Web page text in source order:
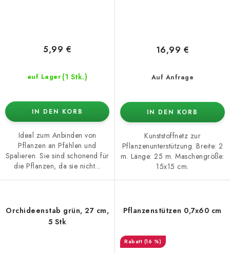
auf Lager (1 Stk.)
5,99 €
IN DEN KORB
Ideal zum Anbinden von
Pflanzen an Pfählen und
Spalieren. Sie sind schonend für
die Pflanzen, da sie nicht...
Auf Anfrage
16,99 €
IN DEN KORB
Kunststoffnetz zur
Pflanzenunterstützung. Breite: 2
m. Länge: 25 m. Maschengröße:
15x15 cm.
Orchideenstab grün, 27 cm,
5 Stk
Pflanzenstützen 0,7x60 cm
(16 %)